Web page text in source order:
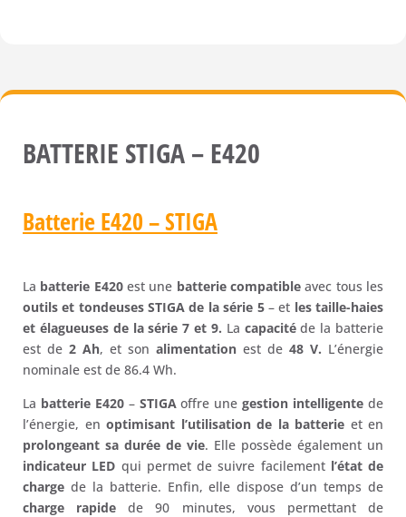
BATTERIE STIGA – E420
Batterie E420 – STIGA
La batterie E420est une batterie compatible avec tous les
outils et tondeuses STIGA de la série 5– et les taille-haies
et élagueuses de la série 7 et 9. La capacitéde la batterie
est de 2 Ah, et son alimentation est de 48 V. L’énergie
nominale est de 86.4 Wh.
La batterie E420– STIGA offre unegestion intelligente de
l’énergie, en optimisant l’utilisation de la batterie et en
prolongeant sa durée de vie. Elle possède également un
indicateur LED qui permet de suivre facilement l’état de
charge de la batterie. Enfin, elle dispose d’un temps de
charge rapide de 90 minutes, vous permettant de